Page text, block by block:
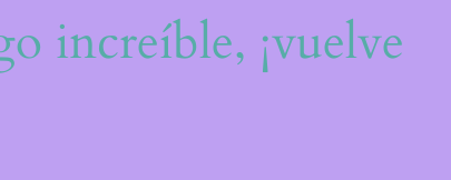
increíble, ¡vuelve